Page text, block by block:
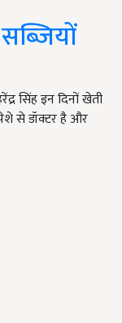
सिंह इन दिनों खेती
से डॉक्टर है और